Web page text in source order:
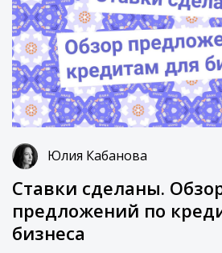
Юлия Кабанова
Ставки сделаны.
предложений по
бизнеса